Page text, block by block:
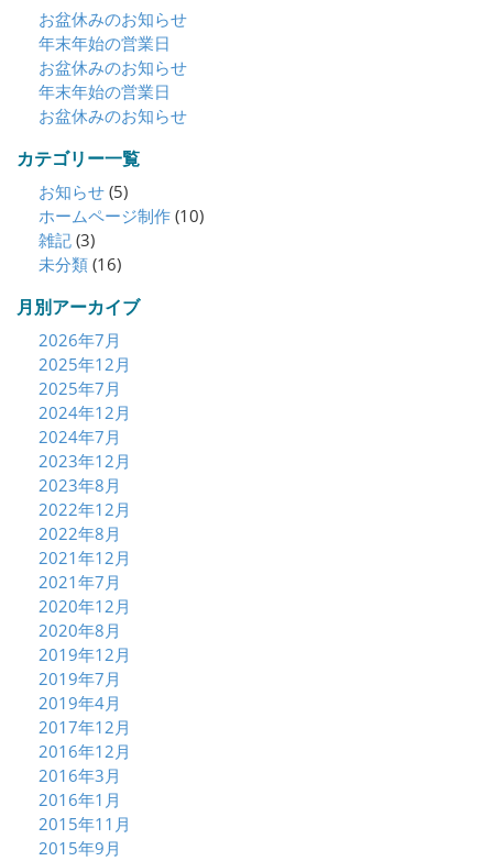
お盆休みのお知らせ
年末年始の営業日
お盆休みのお知らせ
年末年始の営業日
お盆休みのお知らせ
カテゴリー一覧
お知らせ (5)
ホームページ制作 (10)
雑記 (3)
未分類 (16)
月別アーカイブ
2026年7月
2025年12月
2025年7月
2024年12月
2024年7月
2023年12月
2023年8月
2022年12月
2022年8月
2021年12月
2021年7月
2020年12月
2020年8月
2019年12月
2019年7月
2019年4月
2017年12月
2016年12月
2016年3月
2016年1月
2015年11月
2015年9月